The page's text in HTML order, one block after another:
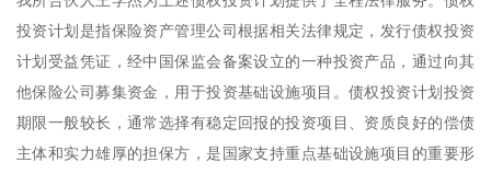
投资计划是指保险资产管理公司根据相关法律规定，发行债权投资
计划受益凭证，经中国保监会备案设立的一种投资产品，通过向其
他保险公司募集资金，用于投资基础设施项目。债权投资计划投资
期限一般较长，通常选择有稳定回报的投资项目、资质良好的偿债
主体和实力雄厚的担保方，是国家支持重点基础设施项目的重要形